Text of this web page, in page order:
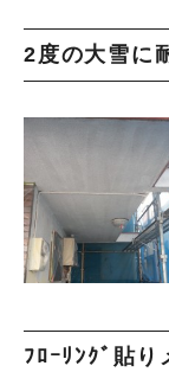
2度の大雪に
ﾌﾛｰﾘﾝｸﾞ貼り